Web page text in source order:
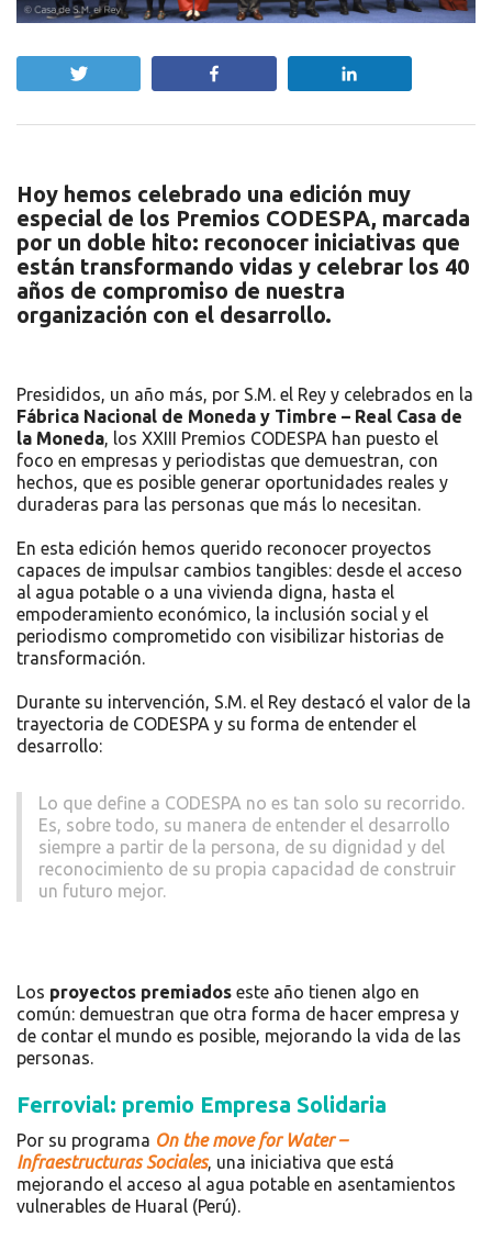
Hoy hemos celebrado una edición muy
especial de los Premios CODESPA, marcada
por un doble hito: reconocer iniciativas que
están transformando vidas y celebrar los 40
años de compromiso de nuestra
organización con el desarrollo.
Presididos, un año más, por S.M. el Rey y celebrados en la
Fábrica Nacional de Moneda y Timbre – Real Casa de
la Moneda, los XXIII Premios CODESPA han puesto el
foco en empresas y periodistas que demuestran, con
hechos, que es posible generar oportunidades reales y
duraderas para las personas que más lo necesitan.
En esta edición hemos querido reconocer proyectos
capaces de impulsar cambios tangibles: desde el acceso
al agua potable o a una vivienda digna, hasta el
empoderamiento económico, la inclusión social y el
periodismo comprometido con visibilizar historias de
transformación.
Durante su intervención, S.M. el Rey destacó el valor de la
trayectoria de CODESPA y su forma de entender el
desarrollo:
Lo que define a CODESPA no es tan solo su recorrido.
Es, sobre todo, su manera de entender el desarrollo
siempre a partir de la persona, de su dignidad y del
reconocimiento de su propia capacidad de construir
un futuro mejor.
Los proyectos premiados este año tienen algo en
común: demuestran que otra forma de hacer empresa y
de contar el mundo es posible, mejorando la vida de las
personas.
Ferrovial: premio Empresa Solidaria
Por su programa On the move for Water –
Infraestructuras Sociales, una iniciativa que está
mejorando el acceso al agua potable en asentamientos
vulnerables de Huaral (Perú).